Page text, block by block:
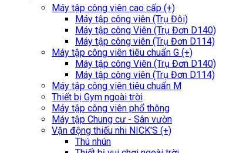
Máy tập công viên cao cấp (+)
Máy tập công viên (Trụ Đôi)
Máy tập công Viên (Trụ Đơn D140)
Máy tập công viên (Trụ Đơn D114)
Máy tập công viên tiêu chuẩn G (+)
Máy tập công Viên (Trụ Đơn D140)
Máy tập công viên (Trụ Đơn D114)
Máy tập công viên tiêu chuẩn M
Thiết bị Gym ngoài trời
Máy tập công viên phổ thông
Máy tập Chung cư - Sân vườn
Vận động thiếu nhi NICK'S (+)
Thú nhún